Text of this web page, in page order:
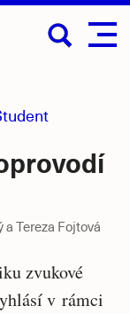
a Tereza Fojtová
zvukové
v rámci